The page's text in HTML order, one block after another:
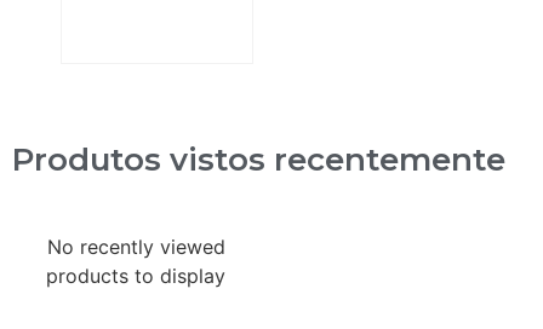
Produtos vistos recentemente
No recently viewed
products to display